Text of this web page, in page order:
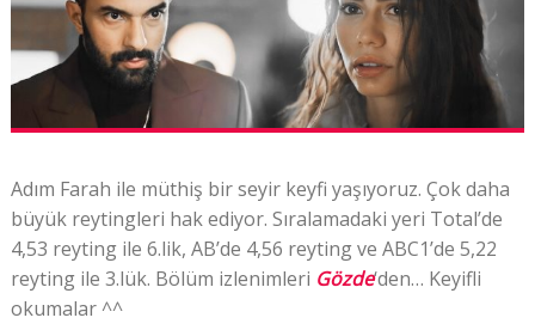
Adım Farah ile müthiş bir seyir keyfi yaşıyoruz. Çok daha
büyük reytingleri hak ediyor. Sıralamadaki yeri Total’de
4,53 reyting ile 6.lik, AB’de 4,56 reyting ve ABC1’de 5,22
reyting ile 3.lük. Bölüm izlenimleri Gözde‘den… Keyifli
okumalar ^^